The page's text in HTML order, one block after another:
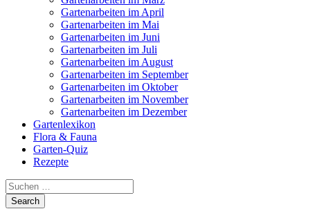
Gartenarbeiten im April
Gartenarbeiten im Mai
Gartenarbeiten im Juni
Gartenarbeiten im Juli
Gartenarbeiten im August
Gartenarbeiten im September
Gartenarbeiten im Oktober
Gartenarbeiten im November
Gartenarbeiten im Dezember
Gartenlexikon
Flora & Fauna
Garten-Quiz
Rezepte